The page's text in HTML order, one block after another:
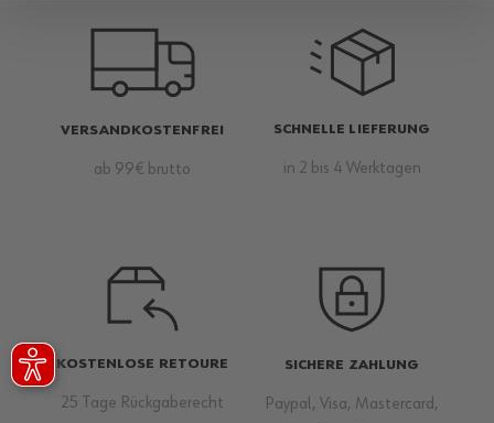
VERSANDKOSTENFREI
ab 99€ brutto
SCHNELLE LIEFERUNG
in 2 bis 4 Werktagen
KOSTENLOSE RETOURE
25 Tage Rückgaberecht
SICHERE ZAHLUNG
Paypal, Visa, Mastercard,